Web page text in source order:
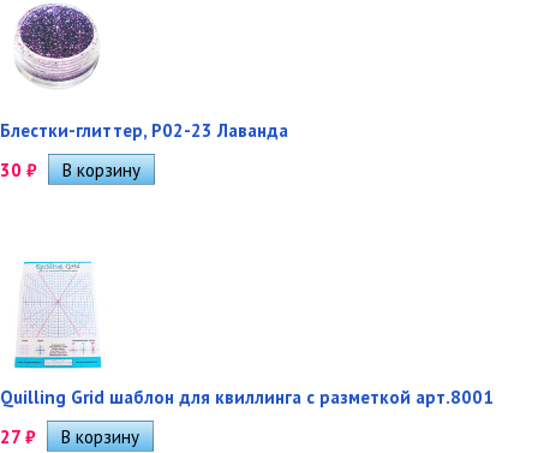
Блестки-глиттер, Р02-23 Лаванда
30 ₽
Quilling Grid шаблон для квиллинга с разметкой арт.8001
27 ₽